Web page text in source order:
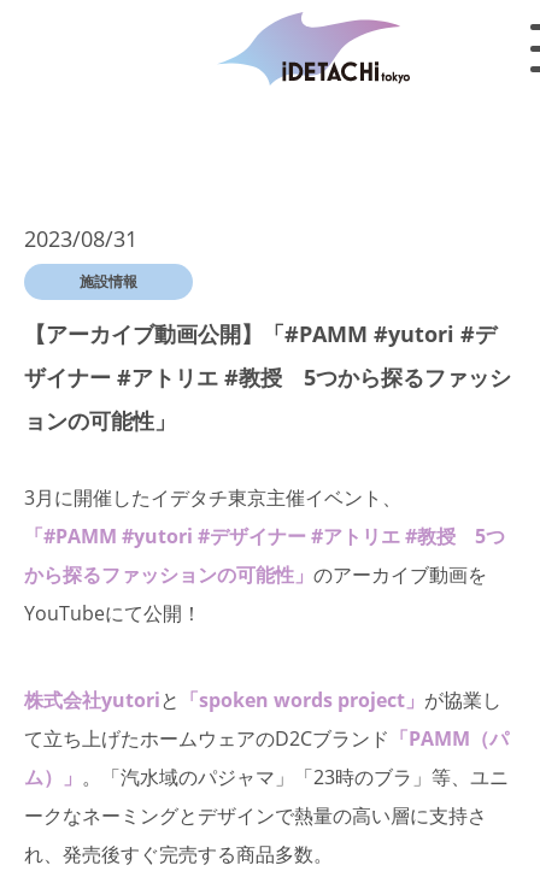
2023/08/31
施設情報
【アーカイブ動画公開】「#PAMM #yutori #デ
ザイナー #アトリエ #教授 5つから探るファッシ
ョンの可能性」
3月に開催したイデタチ東京主催イベント、
「#PAMM #yutori #デザイナー #アトリエ #教授 5つ
から探るファッションの可能性」 のアーカイブ動画を
YouTubeにて公開！
株式会社yutoriと 「spoken words project」 が協業し
て立ち上げたホームウェアのD2Cブランド 「PAMM（パ
ム）」 。「汽水域のパジャマ」「23時のブラ」等、ユニ
ークなネーミングとデザインで熱量の高い層に支持さ
れ、発売後すぐ完売する商品多数。